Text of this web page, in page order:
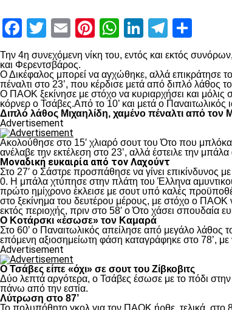
Facebook
Twitter
EmailPinterest
WhatsApp
LinkedIn
Την 4η συνεχόμενη νίκη του, εντός και εκτός
και Φερεντσβάρος.
Ο Δικέφαλος μπορεί να αγχώθηκε, αλλά επικράτησε
πέναλτι στο 23’, που κέρδισε μετά από διπλό λάθος
Ο ΠΑΟΚ ξεκίνησε με στόχο να κυριαρχήσει και
κόρνερ ο Τσάβες.Από το 10’ και μετά ο
Διπλό λάθος Μιχαηλίδη, χαμένο πέναλτι από τον
Advertisement
Ακολούθησε στο 15′ χλιαρό σουτ του Ότο που
ανέλαβε την εκτέλεση στο 23’, αλλά έστειλε την
Μοναδική ευκαιρία από τον Λαχούντ
Στο 27′ ο Σάστρε προσπάθησε να γίνει επικίνδυνος
0. Η μπάλα χτύπησε στην πλάτη του Έλληνα
πρώτο ημίχρονο έκλεισε με σουτ υπό καλές
στο ξεκίνημα του δευτέρου μέρους, με στόχο ο ΠΑΟΚ
εκτός περιοχής, πριν στο 58′ ο Ότο χάσει σπουδαία
Ο Κοτάρσκι «έσωσε» τον Καμαρά
Στο 60’ ο Παναιτωλικός απείλησε από μεγάλο
επόμενη αξιοσημείωτη φάση καταγράφηκε στο 78’,
Advertisement
Ο Τσάβες είπε «όχι» σε σουτ του Ζίβκοβιτς
Δύο λεπτά αργότερα, ο Τσάβες έσωσε με το πόδι στην
πάνω από την εστία.
Λύτρωση στο 87’
Το πολυπόθητο γκολ για τον ΠΑΟΚ ήρθε, τελικά, στο